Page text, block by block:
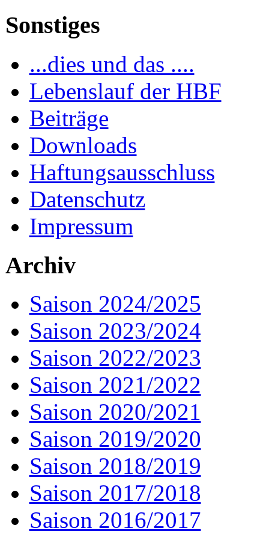
Sonstiges
...dies und das ....
Lebenslauf der HBF
Beiträge
Downloads
Haftungsausschluss
Datenschutz
Impressum
Archiv
Saison 2024/2025
Saison 2023/2024
Saison 2022/2023
Saison 2021/2022
Saison 2020/2021
Saison 2019/2020
Saison 2018/2019
Saison 2017/2018
Saison 2016/2017